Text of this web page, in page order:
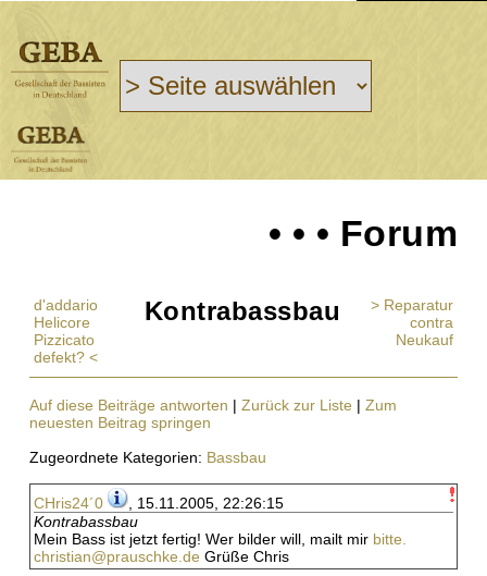
• • • Forum
d'addario
Helicore
Pizzicato
defekt? <
Kontrabassbau
> Reparatur
contra
Neukauf
Auf diese Beiträge antworten | Zurück zur Liste | Zum
neuesten Beitrag springen
Zugeordnete Kategorien: Bassbau
CHris24´0
, 15.11.2005, 22:26:15
Kontrabassbau
Mein Bass ist jetzt fertig! Wer bilder will, mailt mir bitte.
christian@prauschke.de Grüße Chris